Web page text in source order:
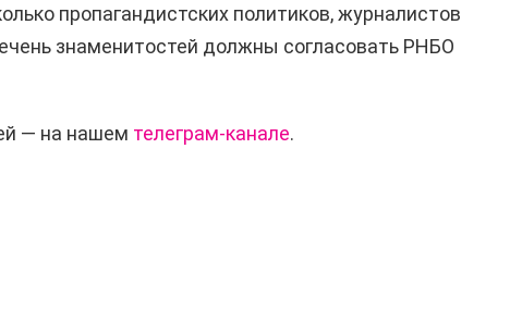
пропагандистских политиков, журналистов
знаменитостей должны согласовать РНБО
— на нашем телеграм-канале.